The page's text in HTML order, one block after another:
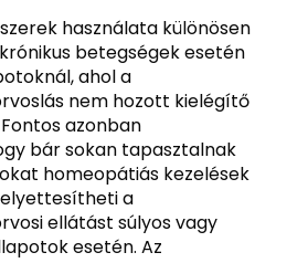
használata különösen
betegségek esetén
ahol a
nem hozott kielégítő
azonban
bár sokan tapasztalnak
homeopátiás kezelések
a
ellátást súlyos vagy
esetén. Az